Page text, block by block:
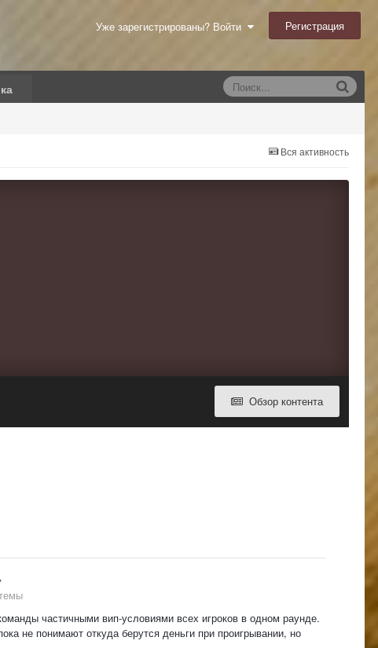
Уже зарегистрированы? Войти Регистрация
Вся активность
Обзор контента
частичными вип-условиями всех игроков в одном раунде.
не понимают откуда берутся деньги при проигрывании, но